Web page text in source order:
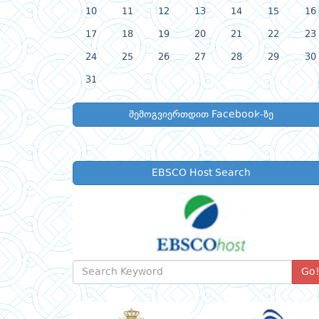
10 11 12 13 14 15 16
17 18 19 20 21 22 23
24 25 26 27 28 29 30
31
შემოგვიერთდით Facebook-ზე
EBSCO Host Search
Go!